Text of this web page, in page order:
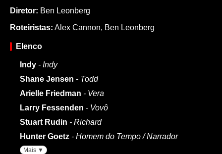
Diretor: Ben Leonberg
Roteiristas: Alex Cannon, Ben Leonberg
Elenco
Indy - Indy
Shane Jensen - Todd
Arielle Friedman - Vera
Larry Fessenden - Vovô
Stuart Rudin - Richard
Hunter Goetz - Homem do Tempo / Narrador
Mais ▼